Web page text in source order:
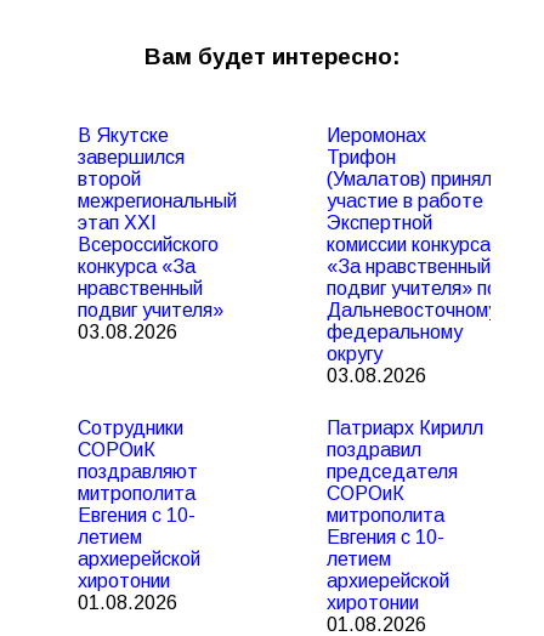
Вам будет интересно:
В Якутске
завершился
второй
межрегиональный
этап XXI
Всероссийского
конкурса «За
нравственный
подвиг учителя»
03.08.2026
Иеромонах
Трифон
(Умалатов) принял
участие в работе
Экспертной
комиссии конкурса
«За нравственный
подвиг учителя» по
Дальневосточному
федеральному
округу
03.08.2026
Сотрудники
СОРОиК
поздравляют
митрополита
Евгения с 10-
летием
архиерейской
хиротонии
01.08.2026
Патриарх Кирилл
поздравил
председателя
СОРОиК
митрополита
Евгения с 10-
летием
архиерейской
хиротонии
01.08.2026